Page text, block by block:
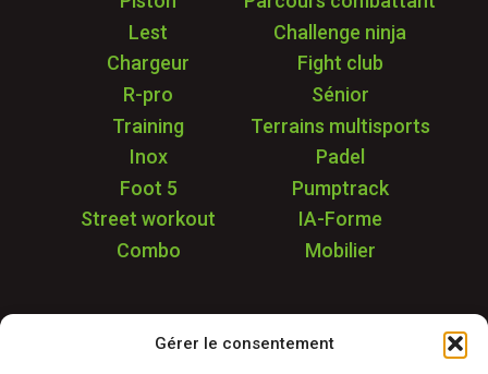
Gérer le consentement
Lest
Challenge ninja
Chargeur
Fight club
R-pro
Sénior
Training
Terrains multisports
Inox
Padel
Foot 5
Pumptrack
Street workout
IA-Forme
Combo
Mobilier
Garantie & SAV